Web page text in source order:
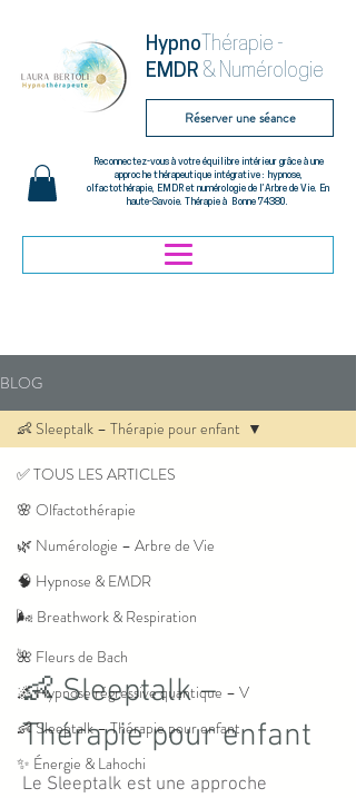
Hypno Thérapie -
EMDR & Numérologie
Réserver une séance
Reconnectez-vous à votre équilibre intérieur grâce à une
approche thérapeutique intégrative : hypnose,
olfactothérapie, EMDR et numérologie de l’Arbre de Vie. En
haute-Savoie. Thérapie à Bonne 74380.
BLOG
✅ TOUS LES ARTICLES
🌸 Olfactothérapie
🌿 Numérologie – Arbre de Vie
🧠 Hypnose & EMDR
🌬 Breathwork & Respiration
🌺 Fleurs de Bach
🌌 Hypnose régressive quantique – V
👶 Sleeptalk – Thérapie pour enfant
✨ Énergie & Lahochi
👶 Sleeptalk – Thérapie pour enfant
👶 Sleeptalk –
Thérapie pour enfant
Le Sleeptalk est une approche